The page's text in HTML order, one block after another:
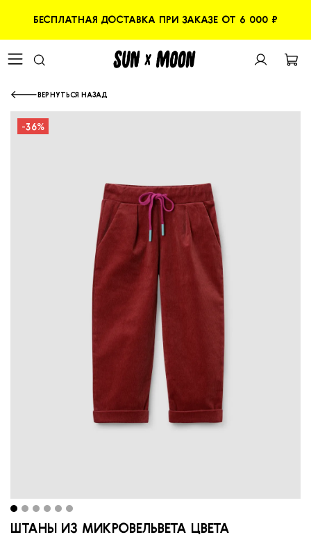
БЕСПЛАТНАЯ ДОСТАВКА ПРИ ЗАКАЗЕ ОТ 6 000 ₽
ВЕРНУТЬСЯ НАЗАД
-36%
ШТАНЫ ИЗ МИКРОВЕЛЬВЕТА ЦВЕТА